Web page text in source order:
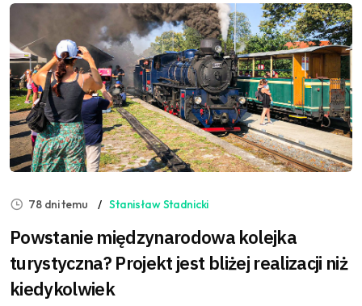
78 dni temu Stanisław Stadnicki
Powstanie międzynarodowa kolejka
turystyczna? Projekt jest bliżej realizacji niż
kiedykolwiek